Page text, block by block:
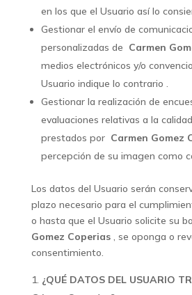
en los que el Usuario así lo
Gestionar el envío de
personalizadas de Carmen
medios electrónicos y/o
Usuario indique lo contrario .
Gestionar la realización de
evaluaciones relativas a la
prestados por Carmen Gomez
percepción de su imagen como
Los datos del Usuario serán
plazo necesario para el
o hasta que el Usuario solicite su
Gomez Coperias, se oponga o
consentimiento.
¿QUÉ DATOS DEL USUARIO